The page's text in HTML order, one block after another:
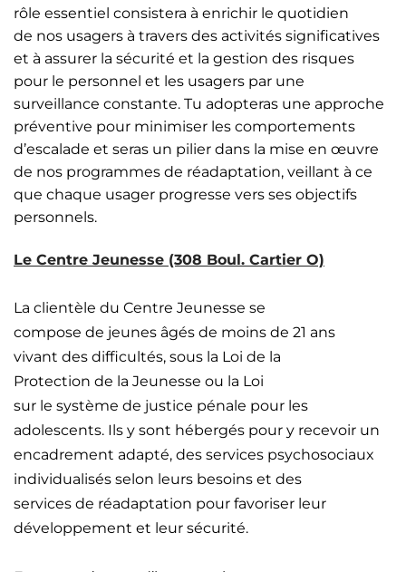
rôle essentiel consistera à enrichir le quotidien
de nos usagers à travers des activités significatives
et à assurer la sécurité et la gestion des risques
pour le personnel et les usagers par une
surveillance constante. Tu adopteras une approche
préventive pour minimiser les comportements
d’escalade et seras un pilier dans la mise en œuvre
de nos programmes de réadaptation, veillant à ce
que chaque usager progresse vers ses objectifs
personnels.
Le Centre Jeunesse (308 Boul. Cartier O)
La clientèle du Centre Jeunesse se
compose de jeunes âgés de moins de 21 ans
vivant des difficultés, sous la Loi de la
Protection de la Jeunesse ou la Loi
sur le système de justice pénale pour les
adolescents. Ils y sont hébergés pour y recevoir un
encadrement adapté, des services psychosociaux
individualisés selon leurs besoins et des
services de réadaptation pour favoriser leur
développement et leur sécurité.